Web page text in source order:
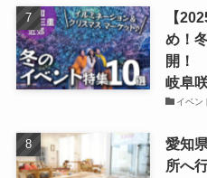
【
め！
開！
岐阜
イベン
愛知
所へ